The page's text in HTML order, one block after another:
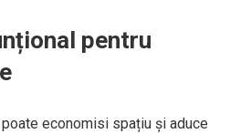
pentru
economisi spațiu și aduce